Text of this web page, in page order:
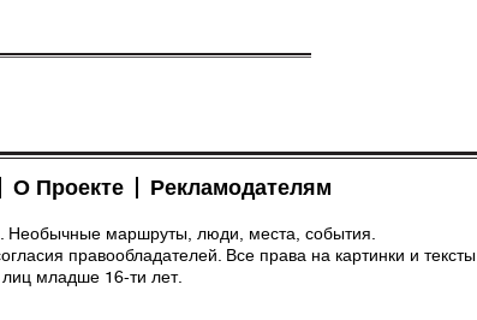
О Проекте Рекламодателям
Необычные маршруты, люди, места, события.
правообладателей. Все права на картинки и тексты
младше 16-ти лет.